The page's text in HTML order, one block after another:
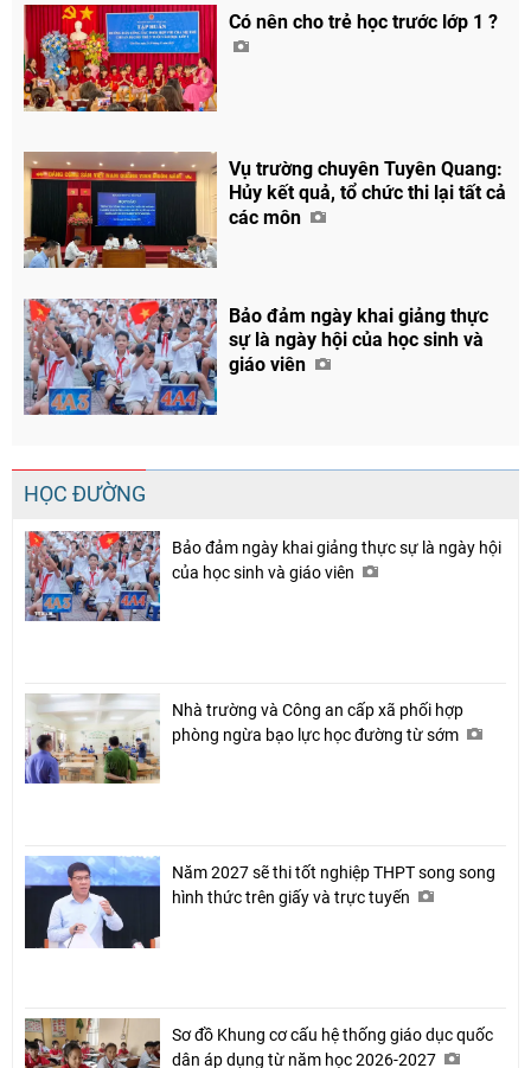
Chia sẻ
Có nên cho trẻ học trước lớp 1 ?
Vụ trường chuyên Tuyên Quang:
Hủy kết quả, tổ chức thi lại tất cả
các môn
Bảo đảm ngày khai giảng thực
sự là ngày hội của học sinh và
giáo viên
HỌC ĐƯỜNG
Bảo đảm ngày khai giảng thực sự là ngày hội
của học sinh và giáo viên
Nhà trường và Công an cấp xã phối hợp
phòng ngừa bạo lực học đường từ sớm
Năm 2027 sẽ thi tốt nghiệp THPT song song
hình thức trên giấy và trực tuyến
Sơ đồ Khung cơ cấu hệ thống giáo dục quốc
dân áp dụng từ năm học 2026-2027